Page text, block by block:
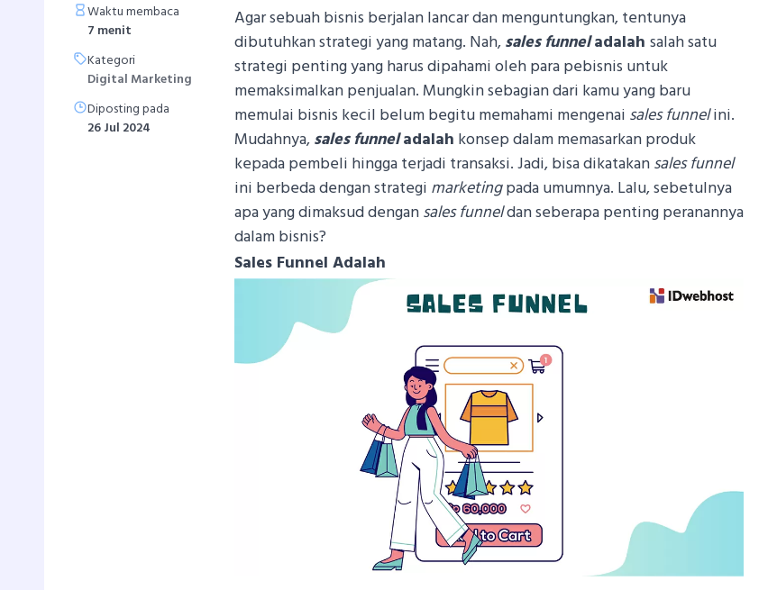
Waktu membaca
7 menit
Kategori
Digital Marketing
Diposting pada
26 Jul 2024
Agar sebuah bisnis berjalan lancar dan menguntungkan, tentunya
dibutuhkan strategi yang matang. Nah,sales funneladalah salah satu
strategi penting yang harus dipahami oleh para pebisnis untuk
memaksimalkan penjualan. Mungkin sebagian dari kamu yang baru
memulai bisnis kecil belum begitu memahami mengenai sales funnelini.
Mudahnya,sales funneladalah konsep dalam memasarkan produk
kepada pembeli hingga terjadi transaksi. Jadi, bisa dikatakansales funnel
ini berbeda dengan strategi marketingpada umumnya. Lalu, sebetulnya
apa yang dimaksud dengansales funneldan seberapa penting peranannya
dalam bisnis?
Sales Funnel Adalah